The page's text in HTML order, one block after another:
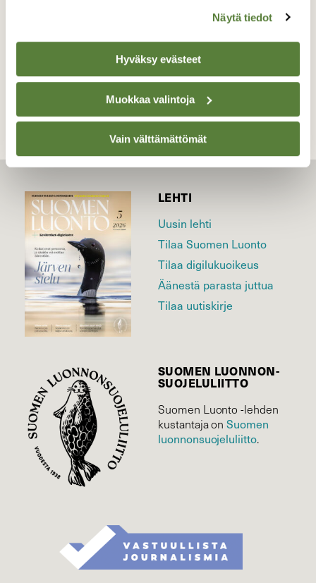
Näytä tiedot
Hyväksy evästeet
Muokkaa valintoja
Vain välttämättömät
TAKAISIN LISTAAN
LEHTI
Uusin lehti
Tilaa Suomen Luonto
Tilaa digilukuoikeus
Äänestä parasta juttua
Tilaa uutiskirje
SUOMEN LUONNON­
SUOJELU­LIITTO
Suomen Luonto -lehden
kustantaja onSuomen
luonnonsuojelu­liitto.